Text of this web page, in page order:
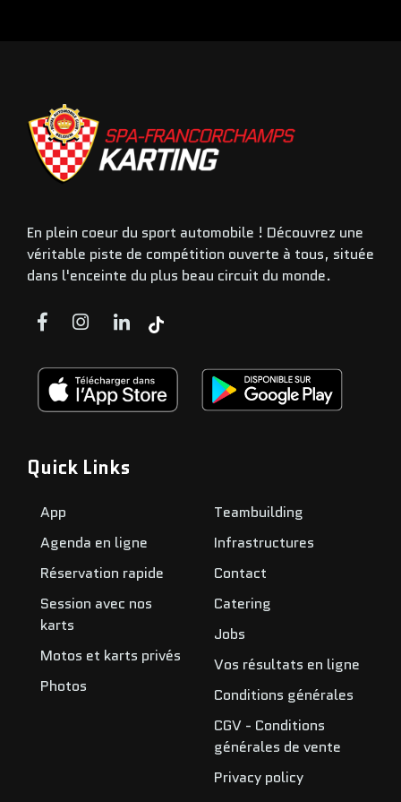
En plein coeur du sport automobile ! Découvrez une
véritable piste de compétition ouverte à tous, située
dans l'enceinte du plus beau circuit du monde.
Quick Links
App
Agenda en ligne
Réservation rapide
Session avec nos
karts
Motos et karts privés
Photos
Teambuilding
Infrastructures
Contact
Catering
Jobs
Vos résultats en ligne
Conditions générales
CGV - Conditions
générales de vente
Privacy policy